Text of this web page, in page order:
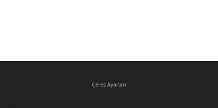
Çerez Ayarları